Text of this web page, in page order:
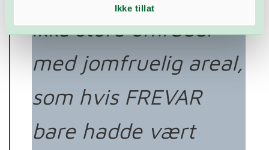
Ikke tillat
ikke store områder
med jomfruelig areal,
som hvis FREVAR
bare hadde vært